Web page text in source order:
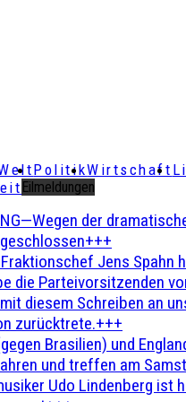
PolitikWirtschaft
Eilmeldungen
der
Jens Spahn
die Parteivorsitzenden
diesem Schreiben an
zurücktrete.+++
Brasilien) und
und treffen am
Udo Lindenberg ist